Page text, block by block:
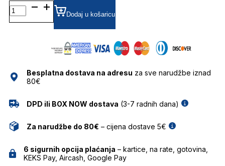
FT5618-
B DIOPTRIJSKI
OKVIRI
Dodaj u košaricu
Besplatna dostava na adresu za sve narudžbe iznad
80€
DPD ili BOX NOW dostava (3-7 radnih dana)
Za narudžbe do 80€ – cijena dostave 5€
6 sigurnih opcija plaćanja – kartice, na rate, gotovina,
KEKS Pay, Aircash, Google Pay